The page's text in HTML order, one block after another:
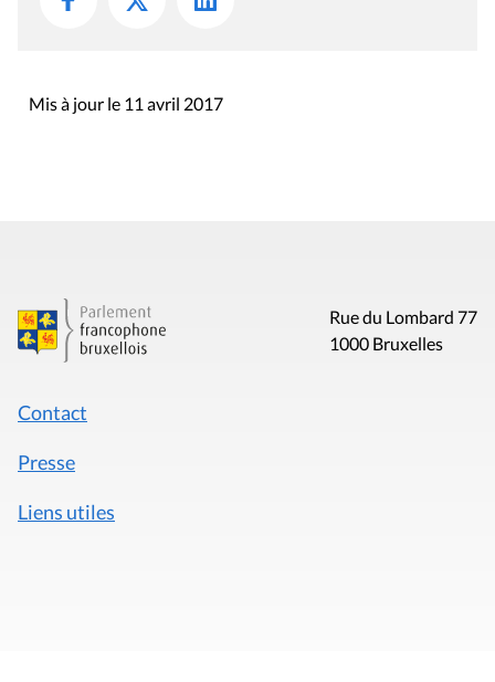
Mis à jour le 11 avril 2017
Rue du Lombard 77
1000 Bruxelles
Contact
Presse
Liens utiles